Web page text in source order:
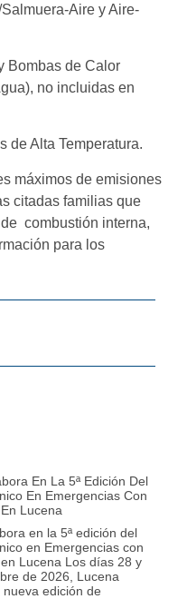
Aire y Aire-
de Calor
no incluidas en
Alta Temperatura.
máximos de emisiones
citadas familias que
combustión interna,
para los
En La 5ª Edición Del
En Emergencias Con
Lucena
en la 5ª edición del
en Emergencias con
Lucena Los días 28 y
de 2026, Lucena
edición de